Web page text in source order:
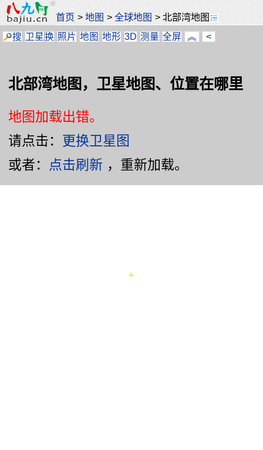
首页 >地图 >全球地图 >北部湾地图
搜 卫星换 照片 地图 地形 3D 测量 全屏 ︽ <
北部湾地图，卫星地图、位置在哪里
地图加载出错。
请点击： 更换卫星图
或者：
点击刷新 ，重新加载。